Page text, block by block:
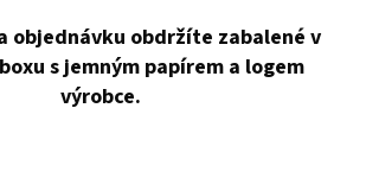
objednávku obdržíte zabalené v
s jemným papírem a logem
výrobce.